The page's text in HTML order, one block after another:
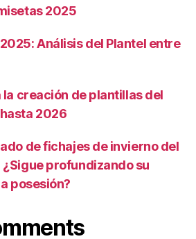
2025
Análisis del Plantel entre
la creación de plantillas del
2026
de fichajes de invierno del
profundizando su
posesión?